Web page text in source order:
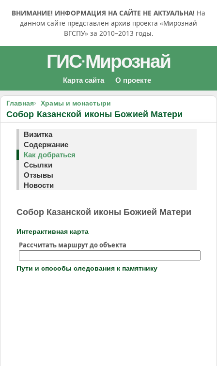
ВНИМАНИЕ! ИНФОРМАЦИЯ НА САЙТЕ НЕ АКТУАЛЬНА! На
данном сайте представлен архив проекта «Мирознай
ВГСПУ» за 2010–2013 годы.
ГИС·Мирознай
Карта сайта О проекте
Главная Храмы и монастыри
Собор Казанской иконы Божией Матери
Визитка
Содержание
Как добраться
Ссылки
Отзывы
Новости
Собор Казанской иконы Божией Матери
Интерактивная карта
Рассчитать маршрут до объекта
Пути и способы следования к памятнику